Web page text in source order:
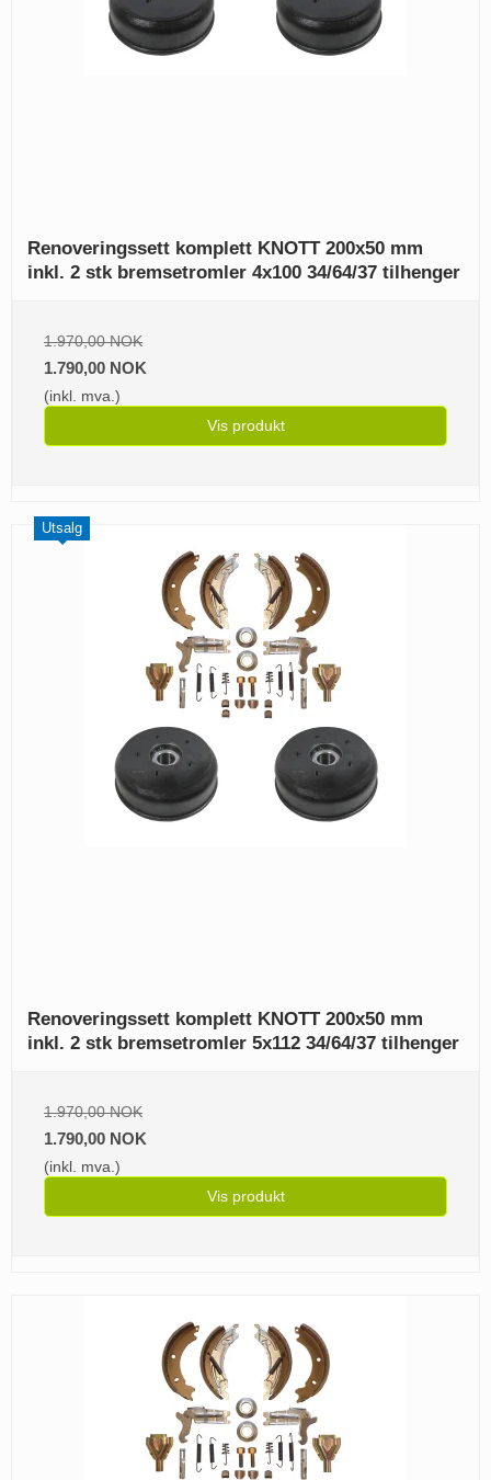
Renoveringssett komplett KNOTT 200x50 mm
inkl. 2 stk bremsetromler 4x100 34/64/37 tilhenger
1.970,00 NOK
1.790,00 NOK
(inkl. mva.)
Vis produkt
Utsalg
Renoveringssett komplett KNOTT 200x50 mm
inkl. 2 stk bremsetromler 5x112 34/64/37 tilhenger
1.970,00 NOK
1.790,00 NOK
(inkl. mva.)
Vis produkt